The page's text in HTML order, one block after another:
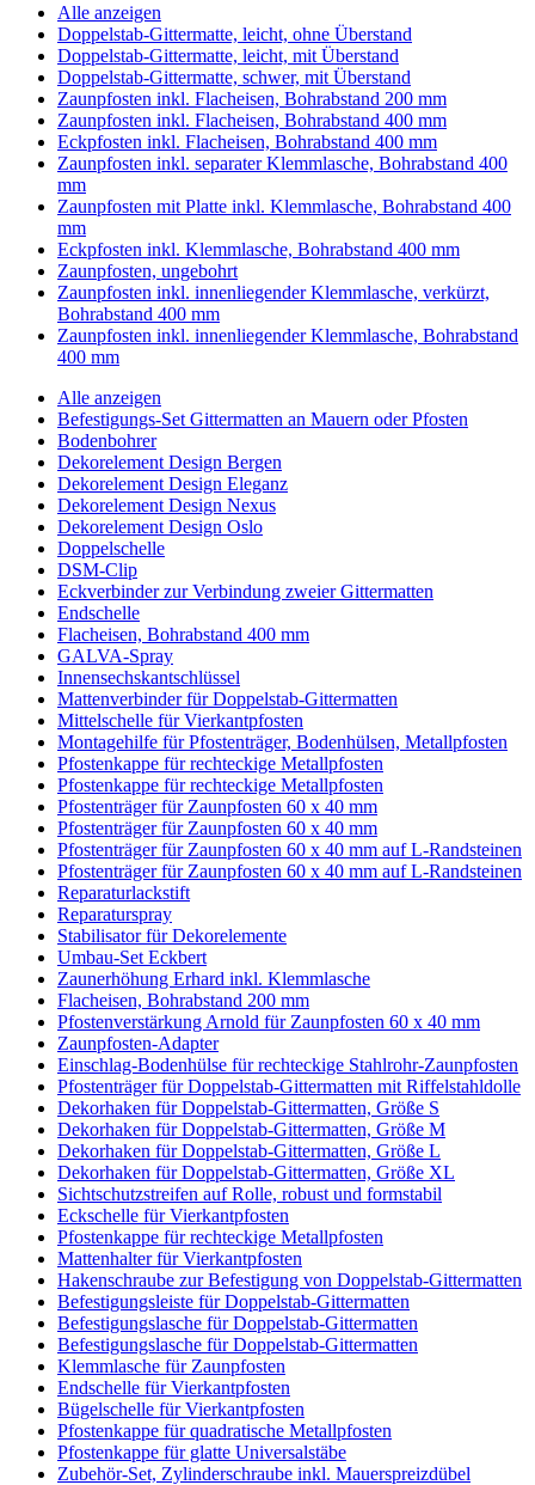
Alle anzeigen
Doppelstab-Gittermatte, leicht, ohne Überstand
Doppelstab-Gittermatte, leicht, mit Überstand
Doppelstab-Gittermatte, schwer, mit Überstand
Zaunpfosten inkl. Flacheisen, Bohrabstand 200 mm
Zaunpfosten inkl. Flacheisen, Bohrabstand 400 mm
Eckpfosten inkl. Flacheisen, Bohrabstand 400 mm
Zaunpfosten inkl. separater Klemmlasche, Bohrabstand 400
mm
Zaunpfosten mit Platte inkl. Klemmlasche, Bohrabstand 400
mm
Eckpfosten inkl. Klemmlasche, Bohrabstand 400 mm
Zaunpfosten, ungebohrt
Zaunpfosten inkl. innenliegender Klemmlasche, verkürzt,
Bohrabstand 400 mm
Zaunpfosten inkl. innenliegender Klemmlasche, Bohrabstand
400 mm
Alle anzeigen
Befestigungs-Set Gittermatten an Mauern oder Pfosten
Bodenbohrer
Dekorelement Design Bergen
Dekorelement Design Eleganz
Dekorelement Design Nexus
Dekorelement Design Oslo
Doppelschelle
DSM-Clip
Eckverbinder zur Verbindung zweier Gittermatten
Endschelle
Flacheisen, Bohrabstand 400 mm
GALVA-Spray
Innensechskantschlüssel
Mattenverbinder für Doppelstab-Gittermatten
Mittelschelle für Vierkantpfosten
Montagehilfe für Pfostenträger, Bodenhülsen, Metallpfosten
Pfostenkappe für rechteckige Metallpfosten
Pfostenkappe für rechteckige Metallpfosten
Pfostenträger für Zaunpfosten 60 x 40 mm
Pfostenträger für Zaunpfosten 60 x 40 mm
Pfostenträger für Zaunpfosten 60 x 40 mm auf L-Randsteinen
Pfostenträger für Zaunpfosten 60 x 40 mm auf L-Randsteinen
Reparaturlackstift
Reparaturspray
Stabilisator für Dekorelemente
Umbau-Set Eckbert
Zaunerhöhung Erhard inkl. Klemmlasche
Flacheisen, Bohrabstand 200 mm
Pfostenverstärkung Arnold für Zaunpfosten 60 x 40 mm
Zaunpfosten-Adapter
Einschlag-Bodenhülse für rechteckige Stahlrohr-Zaunpfosten
Pfostenträger für Doppelstab-Gittermatten mit Riffelstahldolle
Dekorhaken für Doppelstab-Gittermatten, Größe S
Dekorhaken für Doppelstab-Gittermatten, Größe M
Dekorhaken für Doppelstab-Gittermatten, Größe L
Dekorhaken für Doppelstab-Gittermatten, Größe XL
Sichtschutzstreifen auf Rolle, robust und formstabil
Eckschelle für Vierkantpfosten
Pfostenkappe für rechteckige Metallpfosten
Mattenhalter für Vierkantpfosten
Hakenschraube zur Befestigung von Doppelstab-Gittermatten
Befestigungsleiste für Doppelstab-Gittermatten
Befestigungslasche für Doppelstab-Gittermatten
Befestigungslasche für Doppelstab-Gittermatten
Klemmlasche für Zaunpfosten
Endschelle für Vierkantpfosten
Bügelschelle für Vierkantpfosten
Pfostenkappe für quadratische Metallpfosten
Pfostenkappe für glatte Universalstäbe
Zubehör-Set, Zylinderschraube inkl. Mauerspreizdübel